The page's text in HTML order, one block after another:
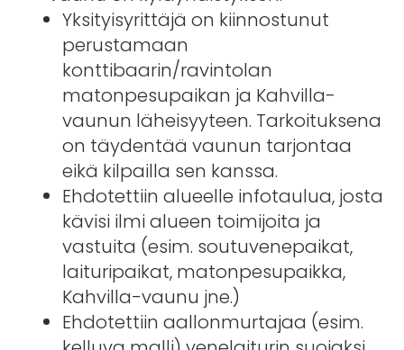
Yksityisyrittäjä on kiinnostunut
perustamaan
konttibaarin/ravintolan
matonpesupaikan ja Kahvilla-
vaunun läheisyyteen. Tarkoituksena
on täydentää vaunun tarjontaa
eikä kilpailla sen kanssa.
Ehdotettiin alueelle infotaulua, josta
kävisi ilmi alueen toimijoita ja
vastuita (esim. soutuvenepaikat,
laituripaikat, matonpesupaikka,
Kahvilla-vaunu jne.)
Ehdotettiin aallonmurtajaa (esim.